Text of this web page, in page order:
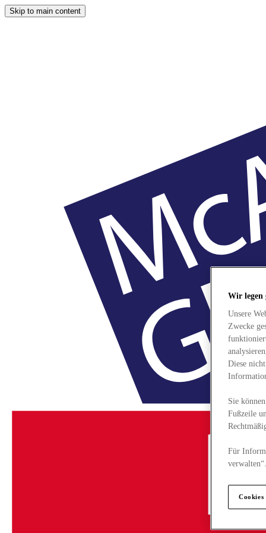
Skip to main content
Wir legen
Unsere
Zwecke
Diese
Sie
Fußzeile
Für
verwalten“.
Cookies